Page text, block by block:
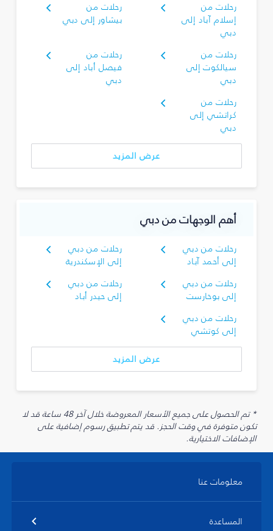
رحلات من
إسلام آباد إلى
دبي
رحلات من
بيشاور إلى دبي
رحلات من
سيالكوت إلى
دبي
رحلات من
فيصل أباد إلى
دبي
رحلات من
كراتشي إلى
دبي
عرض المزيد
أهم الوجهات من دبي
رحلات من دبي
إلى أحمد آباد
رحلات من دبي
إلى الإسكندرية
رحلات من دبي
إلى بوخارست
رحلات من دبي
إلى حيدر أباد
رحلات من دبي
إلى كوتشي
عرض المزيد
* تم الحصول على جميع الأسعار المعروضة خلال آخر 48 ساعة قد لا
تكون متوفرة في وقت الحجز. قد يتم تطبيق رسوم إضافية على
الإضافات الاختيارية.
معلومات عنا
المساعدة